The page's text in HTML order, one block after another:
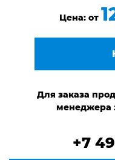
Цена: от
Для заказа
менеджера
+7